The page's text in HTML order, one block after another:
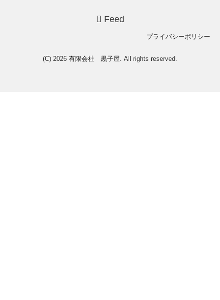
Feed
プライバシーポリシー
(C) 2026 有限会社 黒子屋 . All rights reserved.